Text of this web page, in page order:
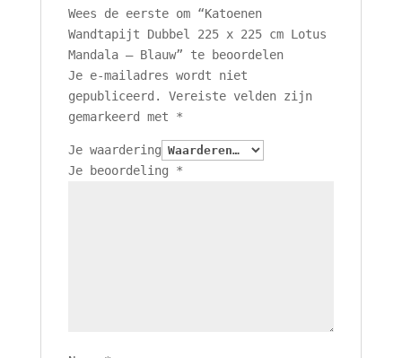
Wees de eerste om “Katoenen
Wandtapijt Dubbel 225 x 225 cm Lotus
Mandala – Blauw” te beoordelen
Je e-mailadres wordt niet
gepubliceerd.
Vereiste velden zijn
gemarkeerd met *
Je waardering
Je beoordeling *